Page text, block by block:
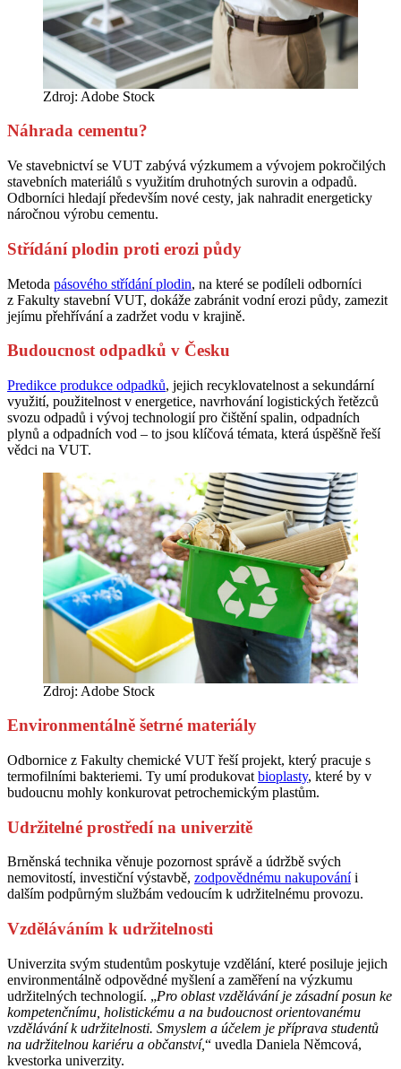
Zdroj: Adobe Stock
Náhrada cementu?
Ve stavebnictví se VUT zabývá výzkumem a vývojem pokročilých
stavebních materiálů s využitím druhotných surovin a odpadů.
Odborníci hledají především nové cesty, jak nahradit energeticky
náročnou výrobu cementu.
Střídání plodin proti erozi půdy
Metoda pásového střídání plodin, na které se podíleli odborníci
z Fakulty stavební VUT, dokáže zabránit vodní erozi půdy, zamezit
jejímu přehřívání a zadržet vodu v krajině.
Budoucnost odpadků v Česku
Predikce produkce odpadků, jejich recyklovatelnost a sekundární
využití, použitelnost v energetice, navrhování logistických řetězců
svozu odpadů i vývoj technologií pro čištění spalin, odpadních
plynů a odpadních vod – to jsou klíčová témata, která úspěšně řeší
vědci na VUT.
Zdroj: Adobe Stock
Environmentálně šetrné materiály
Odbornice z Fakulty chemické VUT řeší projekt, který pracuje s
termofilními bakteriemi. Ty umí produkovat bioplasty, které by v
budoucnu mohly konkurovat petrochemickým plastům.
Udržitelné prostředí na univerzitě
Brněnská technika věnuje pozornost správě a údržbě svých
nemovitostí, investiční výstavbě, zodpovědnému nakupování i
dalším podpůrným službám vedoucím k udržitelnému provozu.
Vzděláváním k udržitelnosti
Univerzita svým studentům poskytuje vzdělání, které posiluje jejich
environmentálně odpovědné myšlení a zaměření na výzkumu
udržitelných technologií. „Pro oblast vzdělávání je zásadní posun ke
kompetenčnímu, holistickému a na budoucnost orientovanému
vzdělávání k udržitelnosti. Smyslem a účelem je příprava studentů
na udržitelnou kariéru a občanství,“ uvedla Daniela Němcová,
kvestorka univerzity.